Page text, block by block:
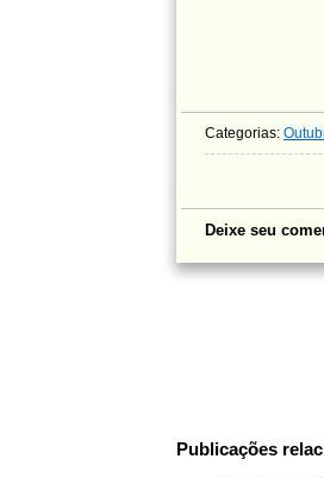
Categorias:
Deixe seu
Publicações